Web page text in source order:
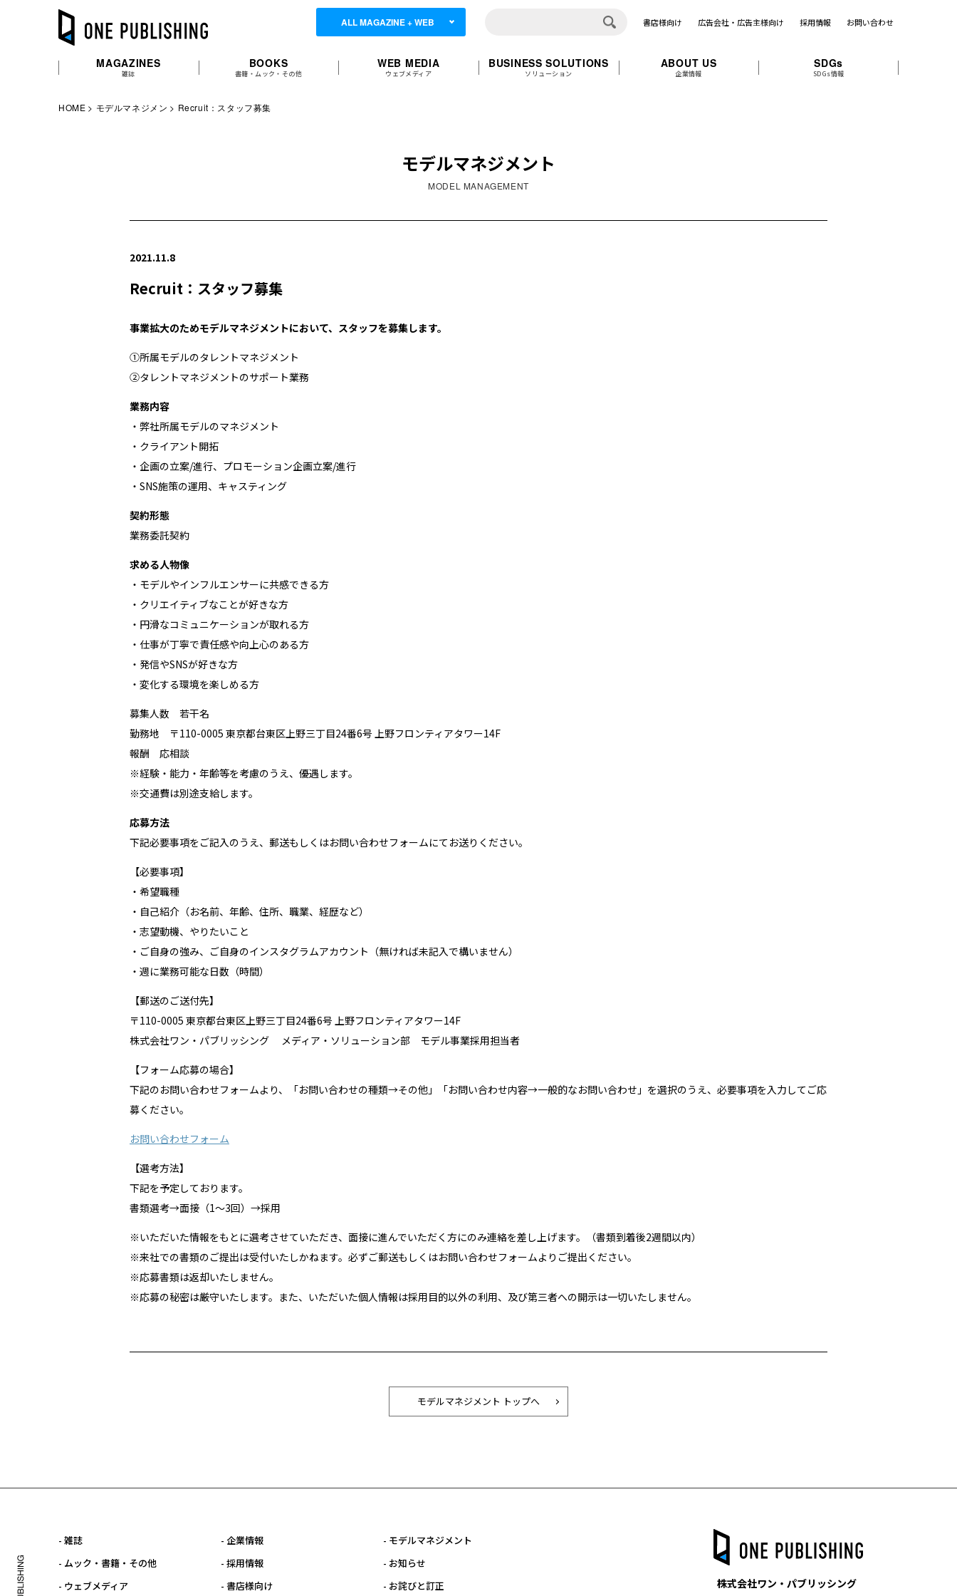
ALL MAGAZINE + WEB 書店様向け 広告会社・広告主様向け 採用情報 お問い合わせ
MAGAZINES
雑誌
BOOKS
書籍・ムック・その他
WEB MEDIA
ウェブメディア
BUSINESS SOLUTIONS
ソリューション
ABOUT US
企業情報
SDGs
SDGs情報
HOME モデルマネジメン Recruit：スタッフ募集
モデルマネジメント
MODEL MANAGEMENT
2021.11.8
Recruit：スタッフ募集
事業拡大のためモデルマネジメントにおいて、スタッフを募集します。
①所属モデルのタレントマネジメント
②タレントマネジメントのサポート業務
業務内容
・弊社所属モデルのマネジメント
・クライアント開拓
・企画の立案/進行、プロモーション企画立案/進行
・SNS施策の運用、キャスティング
契約形態
業務委託契約
求める人物像
・モデルやインフルエンサーに共感できる方
・クリエイティブなことが好きな方
・円滑なコミュニケーションが取れる方
・仕事が丁寧で責任感や向上心のある方
・発信やSNSが好きな方
・変化する環境を楽しめる方
募集人数 若干名
勤務地 〒110-0005 東京都台東区上野三丁目24番6号 上野フロンティアタワー14F
報酬 応相談
※経験・能力・年齢等を考慮のうえ、優遇します。
※交通費は別途支給します。
応募方法
下記必要事項をご記入のうえ、郵送もしくはお問い合わせフォームにてお送りください。
【必要事項】
・希望職種
・自己紹介（お名前、年齢、住所、職業、経歴など）
・志望動機、やりたいこと
・ご自身の強み、ご自身のインスタグラムアカウント（無ければ未記入で構いません）
・週に業務可能な日数（時間）
【郵送のご送付先】
〒110-0005 東京都台東区上野三丁目24番6号 上野フロンティアタワー14F
株式会社ワン・パブリッシング メディア・ソリューション部 モデル事業採用担当者
【フォーム応募の場合】
下記のお問い合わせフォームより、「お問い合わせの種類→その他 」「お問い合わせ内容→一般的なお問い合わせ」を選択のうえ、必要事項を入力してご応
募ください。
お問い合わせフォーム
【選考方法】
下記を予定しております。
書類選考→面接（1〜3回）→採用
※いただいた情報をもとに選考させていただき、面接に進んでいただく方にのみ連絡を差し上げます。（書類到着後2週間以内）
※来社での書類のご提出は受付いたしかねます。必ずご郵送もしく はお問い合わせフォームよりご提出ください。
※応募書類は返却いたしません。
※応募の秘密は厳守いたします。また、いただいた個人情報は採用目的以外の利用、及び第三者への開示は一切いたしません。
モデルマネジメント トップへ
- 雑誌
- ムック・書籍・その他
- ウェブメディア
- 企業情報
- 採用情報
- 書店様向け
- モデルマネジメント
- お知らせ
- お詫びと訂正
株式会社ワン・パブリッシング